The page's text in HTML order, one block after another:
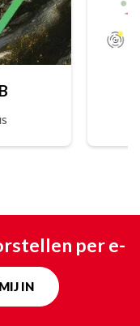
per e-
IN